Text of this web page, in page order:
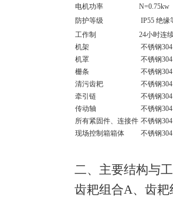
电机功率
N=0.75kw
防护等级
IP55 绝缘
工作制
24小时连
机架
不锈钢
机罩
不锈钢
栅条
不锈钢
清污齿耙
不锈钢
牵引链
不锈钢
传动轴
不锈钢
所有紧固件、连接件 不锈钢
现场控制箱箱体
不锈钢
二、主要结构与
齿耙组合A、齿